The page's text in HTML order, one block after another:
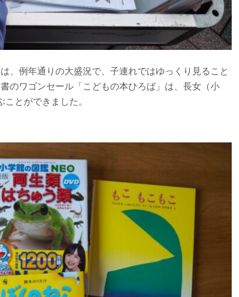
、例年通りの大盛況で、子連れではゆっくり見ること
のワゴンセール「こどもの本ひろば」は、長女（小
とができました。